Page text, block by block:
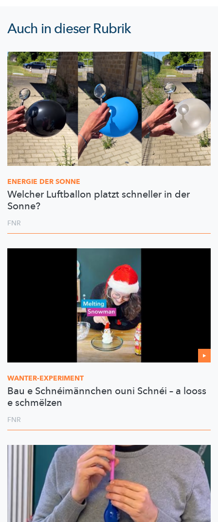
Auch in dieser Rubrik
ENERGIE DER SONNE
Welcher Luftballon platzt schneller in der
Sonne?
FNR
WANTER-EXPERIMENT
Bau e Schnéimännchen ouni Schnéi – a looss
e schmëlzen
FNR